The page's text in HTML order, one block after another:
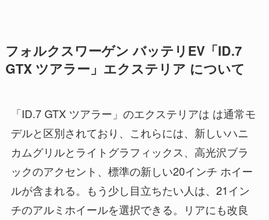
フォルクスワーゲン バッテリEV「ID.7
GTX ツアラー」エクステリア について
「ID.7 GTX ツアラー」のエクステリアは は通常モ
デルと区別されており、これらには、新しいハニ
カムグリルとライトグラフィックス、高光沢ブラ
ックのアクセント、標準の新しい20インチ ホイー
ルが含まれる。もう少し目立ちたい人は、21イン
チのアルミホイールを選択できる。リアにも改良